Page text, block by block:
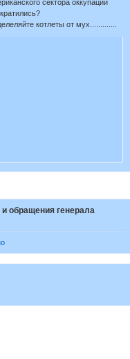
сектора оккупации
котлеты от мух.............
обращения генерала